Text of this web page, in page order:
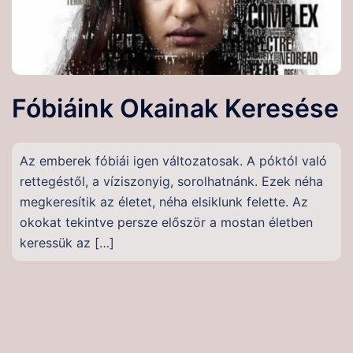
Fóbiáink Okainak Keresése
Az emberek fóbiái igen változatosak. A póktól való
rettegéstől, a víziszonyig, sorolhatnánk. Ezek néha
megkeresítik az életet, néha elsiklunk felette. Az
okokat tekintve persze először a mostan életben
keressük az […]